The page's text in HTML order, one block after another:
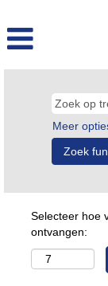
Meer
Selecteer hoe
ontvangen: